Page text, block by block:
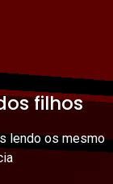
filhos
lendo os mesmo